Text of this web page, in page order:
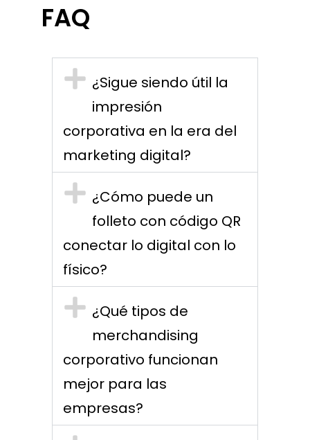
FAQ
¿Sigue siendo útil la
impresión
corporativa en la era del
marketing digital?
¿Cómo puede un
folleto con código QR
conectar lo digital con lo
físico?
¿Qué tipos de
merchandising
corporativo funcionan
mejor para las
empresas?